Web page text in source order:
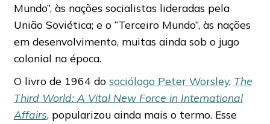
Mundo”, às nações socialistas lideradas pela
União Soviética; e o “Terceiro Mundo”, às nações
em desenvolvimento, muitas ainda sob o jugo
colonial na época.
O livro de 1964 do sociólogo Peter Worsley, The
Third World: A Vital New Force in International
Affairs, popularizou ainda mais o termo. Esse